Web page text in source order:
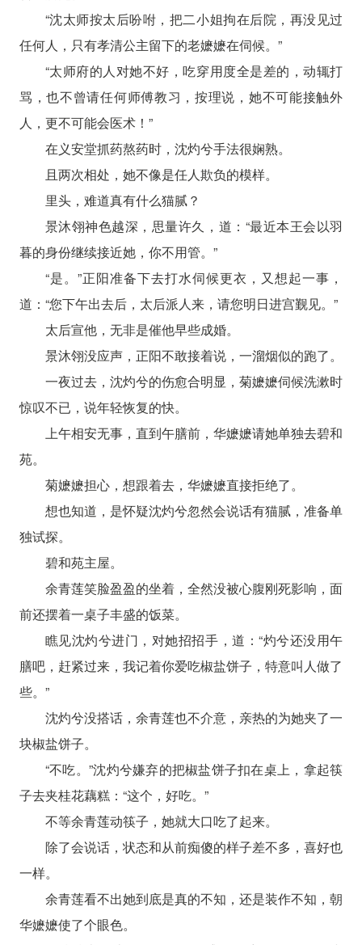
“沈太师按太后吩咐，把二小姐拘在后院，再没见过
任何人，只有孝清公主留下的老嬷嬷在伺候。”
“太师府的人对她不好，吃穿用度全是差的，动辄打
骂，也不曾请任何师傅教习，按理说，她不可能接触外
人，更不可能会医术！”
在义安堂抓药熬药时，沈灼兮手法很娴熟。
且两次相处，她不像是任人欺负的模样。
里头，难道真有什么猫腻？
景沐翎神色越深，思量许久，道：“最近本王会以羽
暮的身份继续接近她，你不用管。”
“是。”正阳准备下去打水伺候更衣，又想起一事，
道：“您下午出去后，太后派人来，请您明日进宫觐见。”
太后宣他，无非是催他早些成婚。
景沐翎没应声，正阳不敢接着说，一溜烟似的跑了。
一夜过去，沈灼兮的伤愈合明显，菊嬷嬷伺候洗漱时
惊叹不已，说年轻恢复的快。
上午相安无事，直到午膳前，华嬷嬷请她单独去碧和
苑。
菊嬷嬷担心，想跟着去，华嬷嬷直接拒绝了。
想也知道，是怀疑沈灼兮忽然会说话有猫腻，准备单
独试探。
碧和苑主屋。
余青莲笑脸盈盈的坐着，全然没被心腹刚死影响，面
前还摆着一桌子丰盛的饭菜。
瞧见沈灼兮进门，对她招招手，道：“灼兮还没用午
膳吧，赶紧过来，我记着你爱吃椒盐饼子，特意叫人做了
些。”
沈灼兮没搭话，余青莲也不介意，亲热的为她夹了一
块椒盐饼子。
“不吃。”沈灼兮嫌弃的把椒盐饼子扣在桌上，拿起筷
子去夹桂花藕糕：“这个，好吃。”
不等余青莲动筷子，她就大口吃了起来。
除了会说话，状态和从前痴傻的样子差不多，喜好也
一样。
余青莲看不出她到底是真的不知，还是装作不知，朝
华嬷嬷使了个眼色。